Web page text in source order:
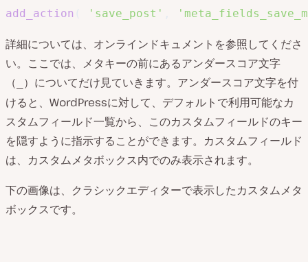
add_action
'save_post'
詳細については、オンラインドキュメントを参照してくださ
い。ここでは、メタキーの前にあるアンダースコア文字
（
）についてだけ見ていきます。アンダースコア文字を付
けると、WordPressに対して、デフォルトで利用可能なカ
スタムフィールド一覧から、このカスタムフィールドのキー
を隠すように指示することができます。カスタムフィールド
は、カスタムメタボックス内でのみ表示されます。
下の画像は、クラシックエディターで表示したカスタムメタ
ボックスです。